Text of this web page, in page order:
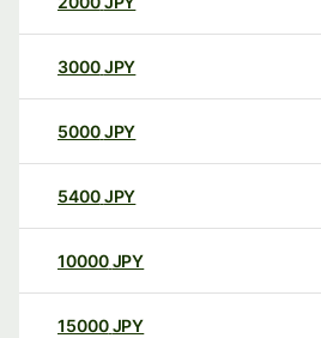
3000JPY
5000JPY
5400JPY
10000 JPY
15000 JPY